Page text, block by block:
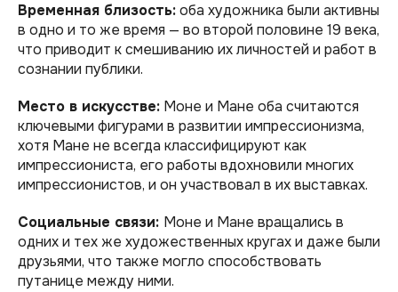
Временная близость:оба художника были активны
в одно и то же время — во второй половине 19 века,
что приводит к смешиванию их личностей и работ в
сознании публики.
Место в искусстве: Моне и Мане оба считаются
ключевыми фигурами в развитии импрессионизма,
хотя Мане не всегда классифицируют как
импрессиониста, его работы вдохновили многих
импрессионистов, и он участвовал в их выставках.
Социальные связи: Моне и Мане вращались в
одних и тех же художественных кругах и даже были
друзьями, что также могло способствовать
путанице между ними.